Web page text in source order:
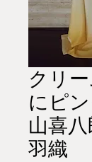
クリ
にピ
山喜
羽織